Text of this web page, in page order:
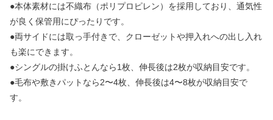
●本体素材には不織布（ポリプロピレン）を採用しており、通気性
が良く保管用にぴったりです。
●両サイドには取っ手付きで、クローゼットや押入れへの出し入れ
も楽にできます。
●シングルの掛けふとんなら1枚、伸長後は2枚が収納目安です。
●毛布や敷きパットなら2〜4枚、伸長後は4〜8枚が収納目安で
す。